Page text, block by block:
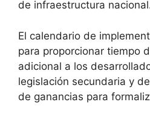
de infraestructura
El calendario de
para proporcionar tiempo
adicional a los
legislación secundaria y
de ganancias para